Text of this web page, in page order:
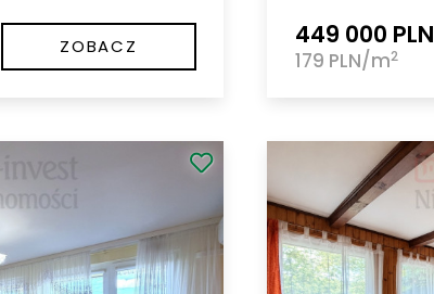
ZOBACZ 449 000 PLN
179 PLN/m2